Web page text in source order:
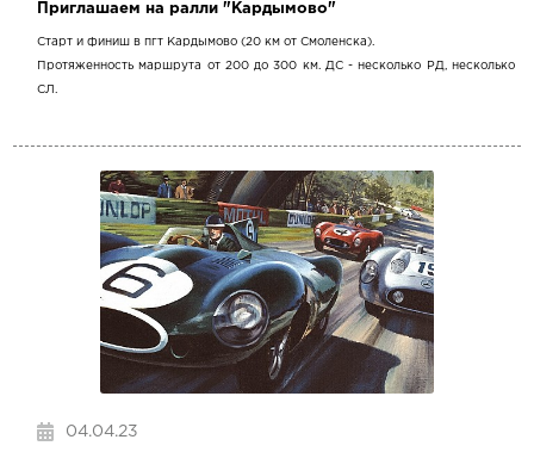
Приглашаем на ралли "Кардымово"
Старт и финиш в пгт Кардымово (20 км от Смоленска).
Протяженность маршрута от 200 до 300 км. ДС - несколько РД, несколько
СЛ.
04.04.23